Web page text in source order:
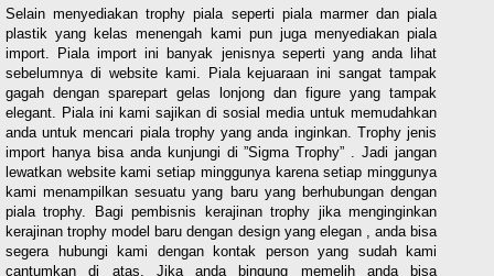
Selain menyediakan trophy piala seperti piala marmer dan piala
plastik yang kelas menengah kami pun juga menyediakan piala
import. Piala import ini banyak jenisnya seperti yang anda lihat
sebelumnya di website kami. Piala kejuaraan ini sangat tampak
gagah dengan sparepart gelas lonjong dan figure yang tampak
elegant. Piala ini kami sajikan di sosial media untuk memudahkan
anda untuk mencari piala trophy yang anda inginkan. Trophy jenis
import hanya bisa anda kunjungi di ”Sigma Trophy” . Jadi jangan
lewatkan website kami setiap minggunya karena setiap minggunya
kami menampilkan sesuatu yang baru yang berhubungan dengan
piala trophy. Bagi pembisnis kerajinan trophy jika menginginkan
kerajinan trophy model baru dengan design yang elegan , anda bisa
segera hubungi kami dengan kontak person yang sudah kami
cantumkan di atas. Jika anda bingung memelih anda bisa